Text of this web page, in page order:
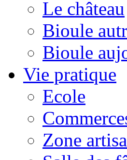
Le château
Bioule
Bioule
Vie pratique
Ecole
Zone